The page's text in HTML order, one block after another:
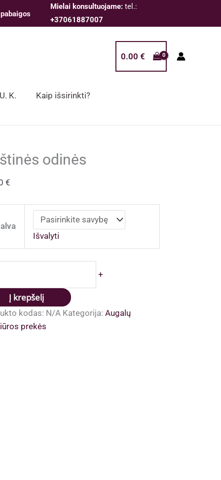
Mielai konsultuojame: tel.:
+37061887007
0.00 €
K. Kaip išsirinkti?
odinės
€
Išvalyti
+
Į krepšelį
kodas: N/A Kategorija:Augalų
prekės